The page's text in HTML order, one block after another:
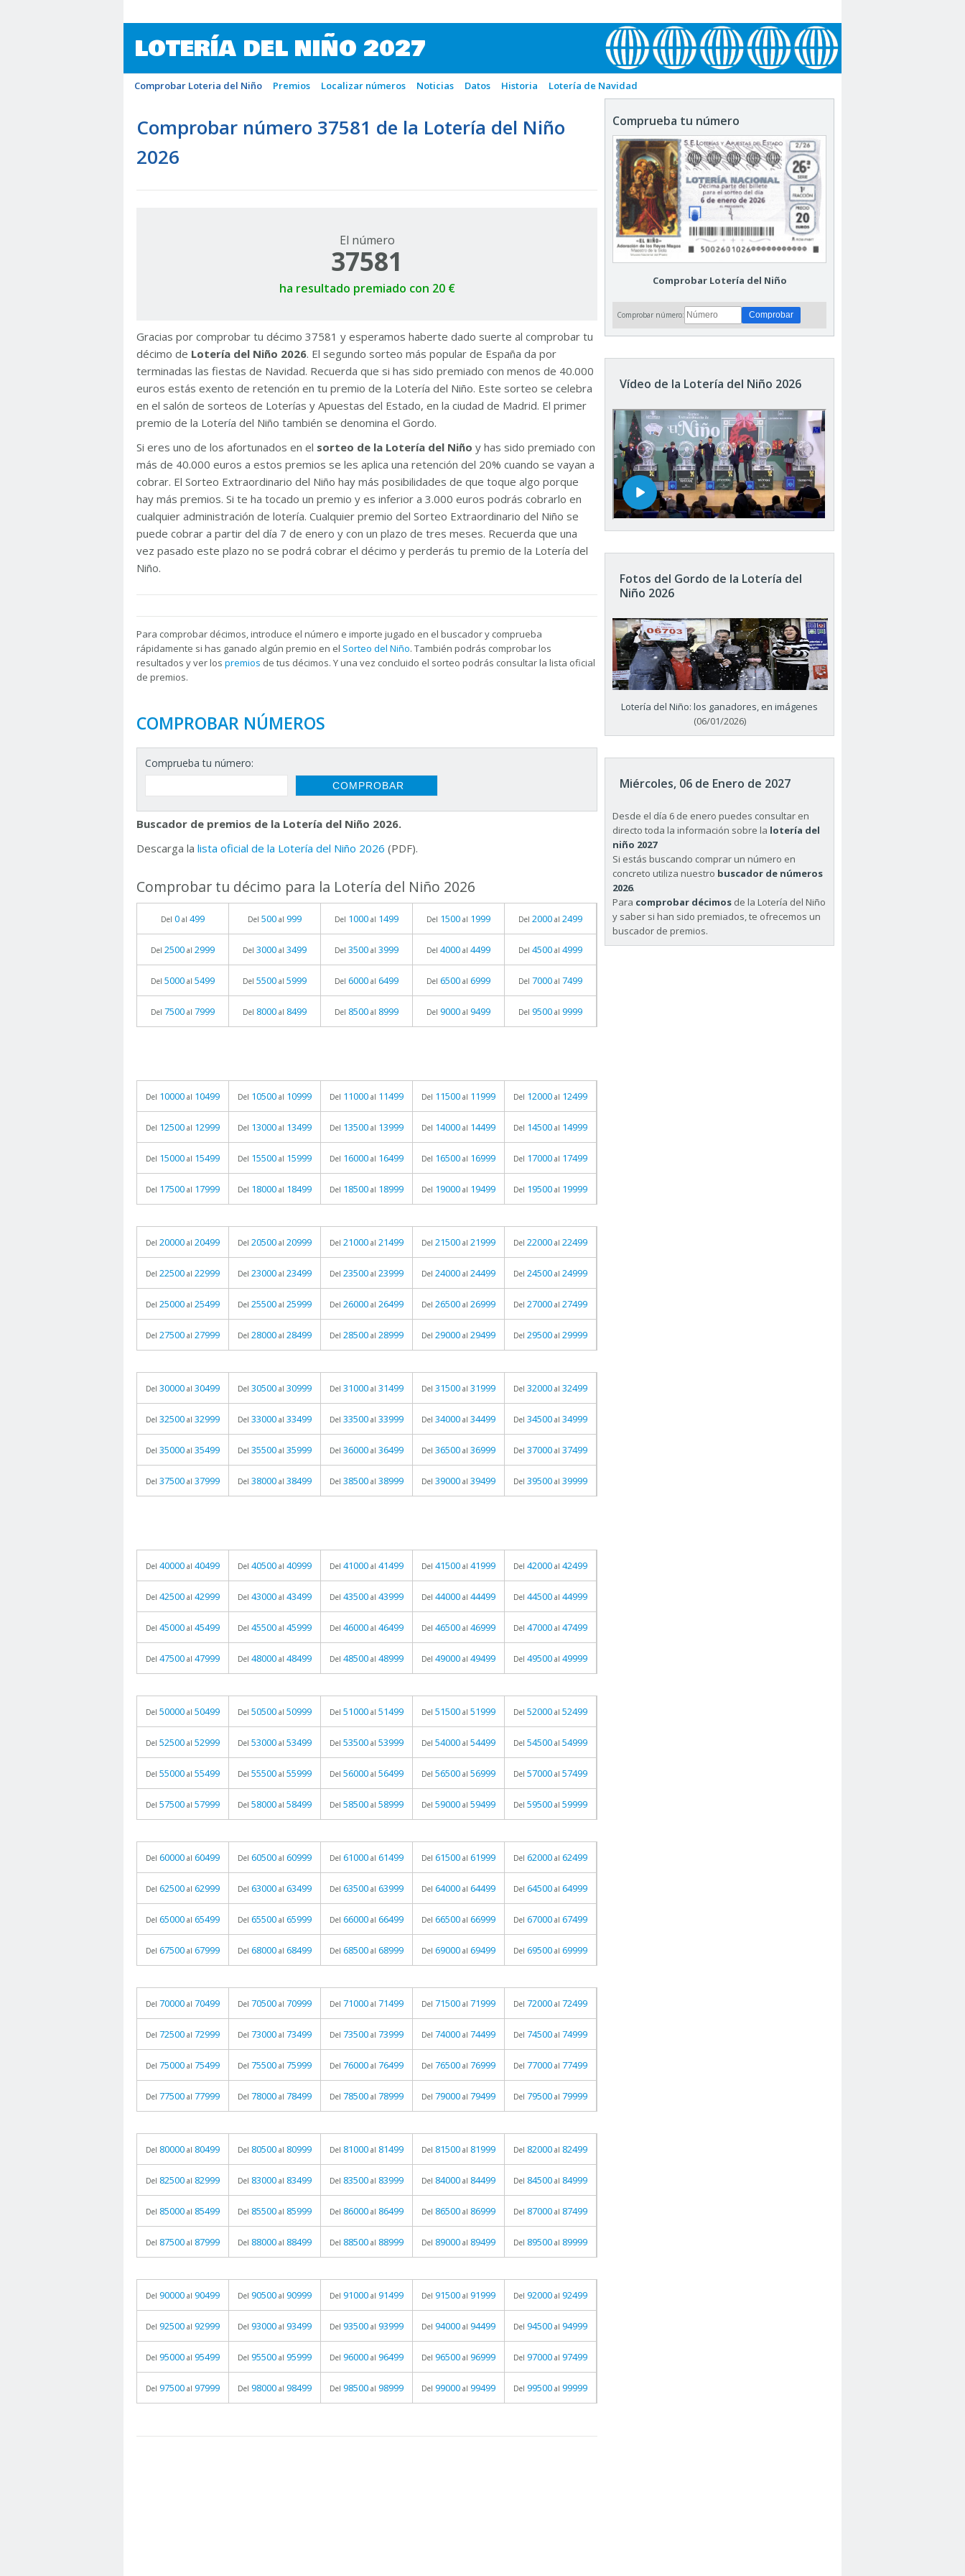
LOTERÍA DEL NIÑO 2027
Comprobar Loteria del Niño Premios Localizar números Noticias Datos Historia Lotería de Navidad
Comprobar número 37581 de la Lotería del Niño
2026
El número
37581
ha resultado premiado con 20 €
Gracias por comprobar tu décimo 37581 y esperamos haberte dado suerte al comprobar tu
décimo de Lotería del Niño 2026. El segundo sorteo más popular de España da por
terminadas las fiestas de Navidad. Recuerda que si has sido premiado con menos de 40.000
euros estás exento de retención en tu premio de la Lotería del Niño. Este sorteo se celebra
en el salón de sorteos de Loterías y Apuestas del Estado, en la ciudad de Madrid. El primer
premio de la Lotería del Niño también se denomina el Gordo.
Si eres uno de los afortunados en el sorteo de la Lotería del Niño y has sido premiado con
más de 40.000 euros a estos premios se les aplica una retención del 20% cuando se vayan a
cobrar. El Sorteo Extraordinario del Niño hay más posibilidades de que toque algo porque
hay más premios. Si te ha tocado un premio y es inferior a 3.000 euros podrás cobrarlo en
cualquier administración de lotería. Cualquier premio del Sorteo Extraordinario del Niño se
puede cobrar a partir del día 7 de enero y con un plazo de tres meses. Recuerda que una
vez pasado este plazo no se podrá cobrar el décimo y perderás tu premio de la Lotería del
Niño.
Para comprobar décimos, introduce el número e importe jugado en el buscador y comprueba
rápidamente si has ganado algún premio en el Sorteo del Niño. También podrás comprobar los
resultados y ver los premios de tus décimos. Y una vez concluido el sorteo podrás consultar la lista oficial
de premios.
COMPROBAR NÚMEROS
Comprueba tu número:
Buscador de premios de la Lotería del Niño 2026.
Descarga la lista oficial de la Lotería del Niño 2026 (PDF).
Comprobar tu décimo para la Lotería del Niño 2026
Del 0 al 499 Del 500 al 999 Del 1000 al 1499 Del 1500 al 1999 Del 2000 al 2499
Del 2500 al 2999 Del 3000 al 3499 Del 3500 al 3999 Del 4000 al 4499 Del 4500 al 4999
Del 5000 al 5499 Del 5500 al 5999 Del 6000 al 6499 Del 6500 al 6999 Del 7000 al 7499
Del 7500 al 7999 Del 8000 al 8499 Del 8500 al 8999 Del 9000 al 9499 Del 9500 al 9999
Del 10000 al 10499 Del 10500 al 10999 Del 11000 al 11499 Del 11500 al 11999 Del 12000 al 12499
Del 12500 al 12999 Del 13000 al 13499 Del 13500 al 13999 Del 14000 al 14499 Del 14500 al 14999
Del 15000 al 15499 Del 15500 al 15999 Del 16000 al 16499 Del 16500 al 16999 Del 17000 al 17499
Del 17500 al 17999 Del 18000 al 18499 Del 18500 al 18999 Del 19000 al 19499 Del 19500 al 19999
Del 20000 al 20499 Del 20500 al 20999 Del 21000 al 21499 Del 21500 al 21999 Del 22000 al 22499
Del 22500 al 22999 Del 23000 al 23499 Del 23500 al 23999 Del 24000 al 24499 Del 24500 al 24999
Del 25000 al 25499 Del 25500 al 25999 Del 26000 al 26499 Del 26500 al 26999 Del 27000 al 27499
Del 27500 al 27999 Del 28000 al 28499 Del 28500 al 28999 Del 29000 al 29499 Del 29500 al 29999
Del 30000 al 30499 Del 30500 al 30999 Del 31000 al 31499 Del 31500 al 31999 Del 32000 al 32499
Del 32500 al 32999 Del 33000 al 33499 Del 33500 al 33999 Del 34000 al 34499 Del 34500 al 34999
Del 35000 al 35499 Del 35500 al 35999 Del 36000 al 36499 Del 36500 al 36999 Del 37000 al 37499
Del 37500 al 37999 Del 38000 al 38499 Del 38500 al 38999 Del 39000 al 39499 Del 39500 al 39999
Del 40000 al 40499 Del 40500 al 40999 Del 41000 al 41499 Del 41500 al 41999 Del 42000 al 42499
Del 42500 al 42999 Del 43000 al 43499 Del 43500 al 43999 Del 44000 al 44499 Del 44500 al 44999
Del 45000 al 45499 Del 45500 al 45999 Del 46000 al 46499 Del 46500 al 46999 Del 47000 al 47499
Del 47500 al 47999 Del 48000 al 48499 Del 48500 al 48999 Del 49000 al 49499 Del 49500 al 49999
Del 50000 al 50499 Del 50500 al 50999 Del 51000 al 51499 Del 51500 al 51999 Del 52000 al 52499
Del 52500 al 52999 Del 53000 al 53499 Del 53500 al 53999 Del 54000 al 54499 Del 54500 al 54999
Del 55000 al 55499 Del 55500 al 55999 Del 56000 al 56499 Del 56500 al 56999 Del 57000 al 57499
Del 57500 al 57999 Del 58000 al 58499 Del 58500 al 58999 Del 59000 al 59499 Del 59500 al 59999
Del 60000 al 60499 Del 60500 al 60999 Del 61000 al 61499 Del 61500 al 61999 Del 62000 al 62499
Del 62500 al 62999 Del 63000 al 63499 Del 63500 al 63999 Del 64000 al 64499 Del 64500 al 64999
Del 65000 al 65499 Del 65500 al 65999 Del 66000 al 66499 Del 66500 al 66999 Del 67000 al 67499
Del 67500 al 67999 Del 68000 al 68499 Del 68500 al 68999 Del 69000 al 69499 Del 69500 al 69999
Del 70000 al 70499 Del 70500 al 70999 Del 71000 al 71499 Del 71500 al 71999 Del 72000 al 72499
Del 72500 al 72999 Del 73000 al 73499 Del 73500 al 73999 Del 74000 al 74499 Del 74500 al 74999
Del 75000 al 75499 Del 75500 al 75999 Del 76000 al 76499 Del 76500 al 76999 Del 77000 al 77499
Del 77500 al 77999 Del 78000 al 78499 Del 78500 al 78999 Del 79000 al 79499 Del 79500 al 79999
Del 80000 al 80499 Del 80500 al 80999 Del 81000 al 81499 Del 81500 al 81999 Del 82000 al 82499
Del 82500 al 82999 Del 83000 al 83499 Del 83500 al 83999 Del 84000 al 84499 Del 84500 al 84999
Del 85000 al 85499 Del 85500 al 85999 Del 86000 al 86499 Del 86500 al 86999 Del 87000 al 87499
Del 87500 al 87999 Del 88000 al 88499 Del 88500 al 88999 Del 89000 al 89499 Del 89500 al 89999
Del 90000 al 90499 Del 90500 al 90999 Del 91000 al 91499 Del 91500 al 91999 Del 92000 al 92499
Del 92500 al 92999 Del 93000 al 93499 Del 93500 al 93999 Del 94000 al 94499 Del 94500 al 94999
Del 95000 al 95499 Del 95500 al 95999 Del 96000 al 96499 Del 96500 al 96999 Del 97000 al 97499
Del 97500 al 97999 Del 98000 al 98499 Del 98500 al 98999 Del 99000 al 99499 Del 99500 al 99999
Comprueba tu número
Comprobar Lotería del Niño
Comprobar número:
Vídeo de la Lotería del Niño 2026
Fotos del Gordo de la Lotería del
Niño 2026
Lotería del Niño: los ganadores, en imágenes
(06/01/2026)
Miércoles, 06 de Enero de 2027
Desde el día 6 de enero puedes consultar en
directo toda la información sobre la lotería del
niño 2027
Si estás buscando comprar un número en
concreto utiliza nuestro buscador de números
2026.
Para comprobar décimos de la Lotería del Niño
y saber si han sido premiados, te ofrecemos un
buscador de premios.